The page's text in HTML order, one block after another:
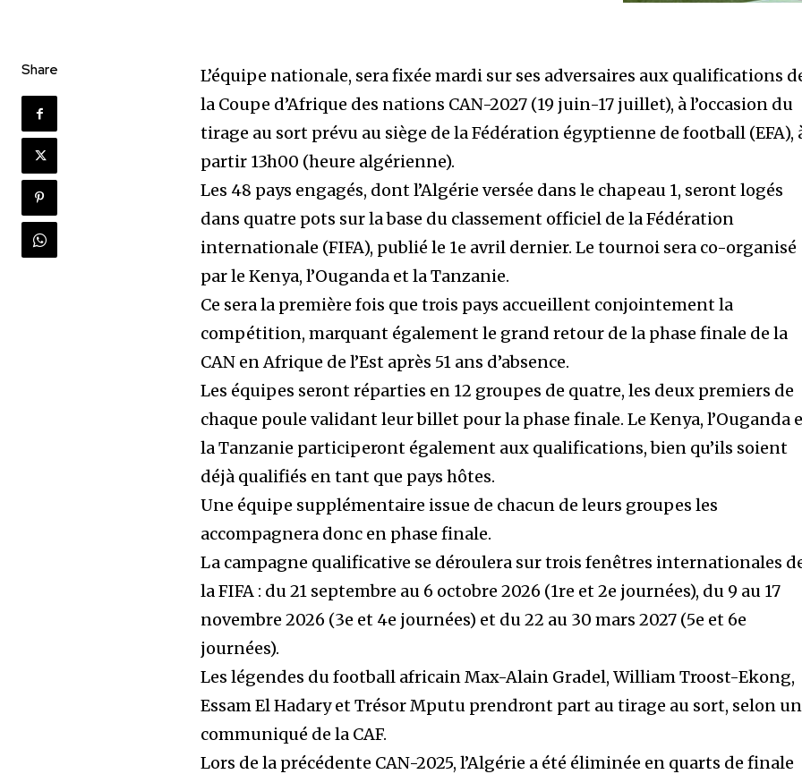
Share
L’équipe nationale, sera fixée mardi sur ses adversaires aux qualifications
la Coupe d’Afrique des nations CAN-2027 (19 juin-17 juillet), à l’occasion du
tirage au sort prévu au siège de la Fédération égyptienne de football (EFA),
partir 13h00 (heure algérienne).
Les 48 pays engagés, dont l’Algérie versée dans le chapeau 1, seront logés
dans quatre pots sur la base du classement officiel de la Fédération
internationale (FIFA), publié le 1e avril dernier. Le tournoi sera co-organisé
par le Kenya, l’Ouganda et la Tanzanie.
Ce sera la première fois que trois pays accueillent conjointement la
compétition, marquant également le grand retour de la phase finale de la
CAN en Afrique de l’Est après 51 ans d’absence.
Les équipes seront réparties en 12 groupes de quatre, les deux premiers de
chaque poule validant leur billet pour la phase finale. Le Kenya, l’Ouganda
la Tanzanie participeront également aux qualifications, bien qu’ils soient
déjà qualifiés en tant que pays hôtes.
Une équipe supplémentaire issue de chacun de leurs groupes les
accompagnera donc en phase finale.
La campagne qualificative se déroulera sur trois fenêtres internationales
la FIFA : du 21 septembre au 6 octobre 2026 (1re et 2e journées), du 9 au 17
novembre 2026 (3e et 4e journées) et du 22 au 30 mars 2027 (5e et 6e
journées).
Les légendes du football africain Max-Alain Gradel, William Troost-Ekong,
Essam El Hadary et Trésor Mputu prendront part au tirage au sort, selon un
communiqué de la CAF.
Lors de la précédente CAN-2025, l’Algérie a été éliminée en quarts de finale